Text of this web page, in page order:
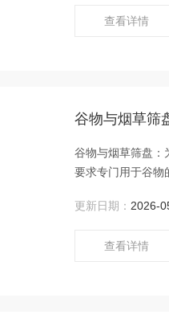
查看详情
谷物与烟草筛
谷物与烟草筛盘：
要求专门用于谷物
更新日期： 2026-
查看详情